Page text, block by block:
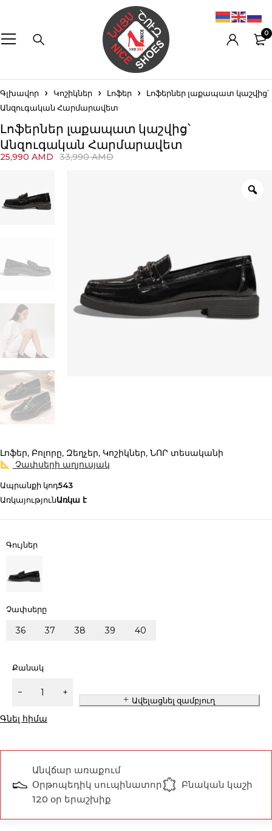
0
Գլխավոր Կոշիկներ Լոֆեր
Լոֆերներ լաքապատ կաշվից՝
Անզուգական Հարմարավետ
Լոֆերներ լաքապատ կաշվից՝
Անզուգական Հարմարավետ
33,990AMD
25,990 AMD
Լոֆեր, Բոլորը, Զեղչեր, Կոշիկներ, ՆՈՐ տեսականի
Չափսերի աղյուսյակ
Ապրանքի կոդ543
ԱռկայությունԱռկա է
Գույներ
Չափսերը
36 37 38 39 40
Քանակ
Ավելացնել զամբյուղ
Գնել հիմա
Անվճար առաքում
Օրթոպեդիկ սուպինատոր
Բնական կաշի
120 օր երաշխիք